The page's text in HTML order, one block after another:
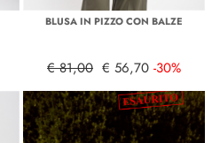
BLUSA IN PIZZO CON BALZE
€ 81,00 € 56,70 -30%